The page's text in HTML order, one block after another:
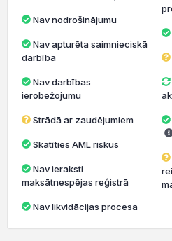
Nav nodrošinājumu
darbība
ierobežojumu
Strādā ar zaudējumiem
Skatīties AML riskus
maksātnespējas reģistrā
Nav likvidācijas procesa